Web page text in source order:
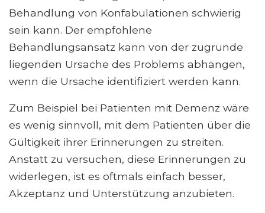
Behandlung von Konfabulationen schwierig
sein kann. Der empfohlene
Behandlungsansatz kann von der zugrunde
liegenden Ursache des Problems abhängen,
wenn die Ursache identifiziert werden kann.
Zum Beispiel bei Patienten mit Demenz wäre
es wenig sinnvoll, mit dem Patienten über die
Gültigkeit ihrer Erinnerungen zu streiten.
Anstatt zu versuchen, diese Erinnerungen zu
widerlegen, ist es oftmals einfach besser,
Akzeptanz und Unterstützung anzubieten.